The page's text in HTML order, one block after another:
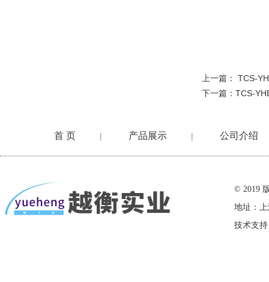
上一篇： TCS-
下一篇： TCS-
首 页 | 产品展示 | 公司介绍
© 2019
地址：
技术支